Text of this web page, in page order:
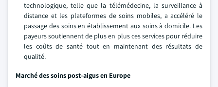
technologique, telle que la télémédecine, la surveillance à
distance et les plateformes de soins mobiles, a accéléré le
passage des soins en établissement aux soins à domicile. Les
payeurs soutiennent de plus en plus ces services pour réduire
les coûts de santé tout en maintenant des résultats de
qualité.
Marché des soins post-aigus en Europe